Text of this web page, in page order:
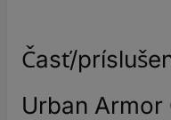
Časť/
Urban Armor